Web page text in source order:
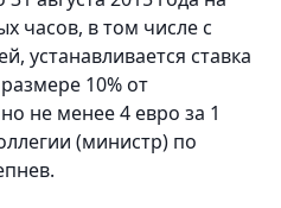
часов, в том числе с
устанавливается ставка
10% от
не менее 4 евро за 1
(министр) по